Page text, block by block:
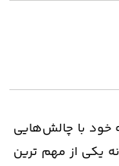
خود با چالش‌هایی
یکی از مهم‌ ترین